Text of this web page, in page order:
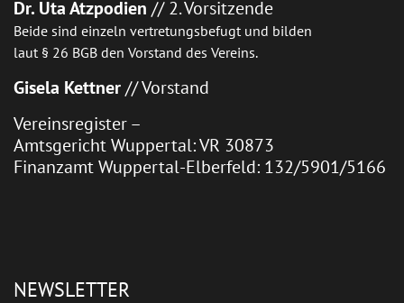
Dr. Uta Atzpodien // 2. Vorsitzende
Beide sind einzeln vertretungsbefugt und bilden
laut § 26 BGB den Vorstand des Vereins.
Gisela Kettner// Vorstand
Vereinsregister –
Amtsgericht Wuppertal: VR 30873
Finanzamt Wuppertal-Elberfeld: 132/5901/5166
NEWSLETTER